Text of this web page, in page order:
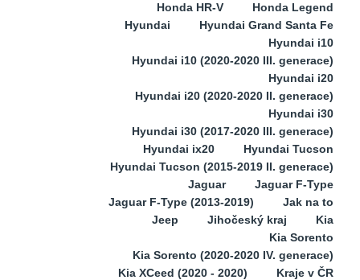
Honda HR-V
Honda Legend
Hyundai
Hyundai Grand Santa Fe
Hyundai i10
Hyundai i10 (2020-2020 III. generace)
Hyundai i20
Hyundai i20 (2020-2020 II. generace)
Hyundai i30
Hyundai i30 (2017-2020 III. generace)
Hyundai ix20
Hyundai Tucson
Hyundai Tucson (2015-2019 II. generace)
Jaguar
Jaguar F-Type
Jaguar F-Type (2013-2019)
Jak na to
Jeep
Jihočeský kraj
Kia
Kia Sorento
Kia Sorento (2020-2020 IV. generace)
Kia XCeed (2020 - 2020)
Kraje v ČR